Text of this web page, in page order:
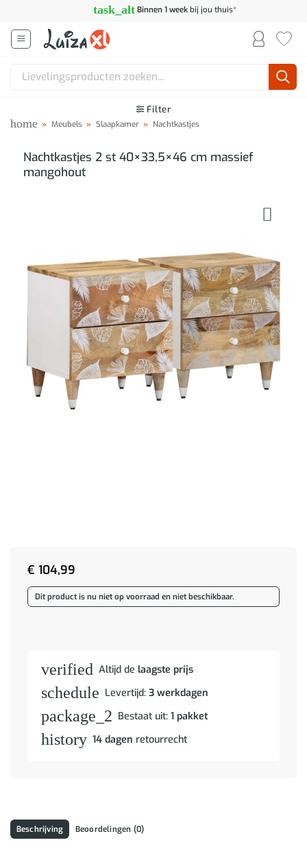
inhoud
task_alt Binnen 1 weekbij jou thuis*
Zoeken
Filter
home » Meubels » Slaapkamer » Nachtkastjes
Nachtkastjes 2 st 40×33,5×46 cm massief
mangohout
€ 104,99
Dit product is nu niet op voorraad en niet beschikbaar.
verified Altijd de laagste prijs
schedule Levertijd: 3 werkdagen
package_2 Bestaat uit: 1 pakket
history 14 dagen retourrecht
Beschrijving Beoordelingen (0)